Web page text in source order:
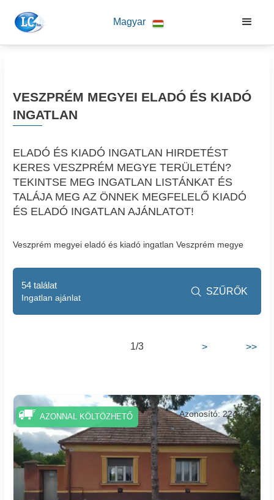
Magyar
VESZPRÉM MEGYEI ELADÓ ÉS KIADÓ
INGATLAN
ELADÓ ÉS KIADÓ INGATLAN HIRDETÉST
KERES VESZPRÉM MEGYE TERÜLETÉN?
TEKINTSE MEG INGATLAN LISTÁNKAT ÉS
TALÁJA MEG AZ ÖNNEK MEGFELELŐ KIADÓ
ÉS ELADÓ INGATLAN AJÁNLATOT!
Veszprém megyei eladó és kiadó ingatlan Veszprém megye
1/3 > >>
Azonosító: 224_ae
AZONNAL KÖLTÖZHETŐ
54 találat
Ingatlan ajánlat
 SZŰRŐK